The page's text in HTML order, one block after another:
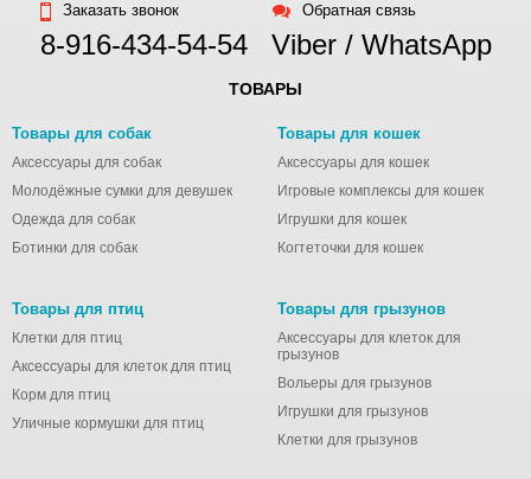
Заказать звонок
8-916-434-54-54
Обратная связь
Viber / WhatsApp
ТОВАРЫ
Товары для собак
Аксессуары для собак
Молодёжные сумки для девушек
Одежда для собак
Ботинки для собак
Товары для кошек
Аксессуары для кошек
Игровые комплексы для кошек
Игрушки для кошек
Когтеточки для кошек
Товары для птиц
Клетки для птиц
Аксессуары для клеток для птиц
Корм для птиц
Уличные кормушки для птиц
Товары для грызунов
Аксессуары для клеток для
грызунов
Вольеры для грызунов
Игрушки для грызунов
Клетки для грызунов